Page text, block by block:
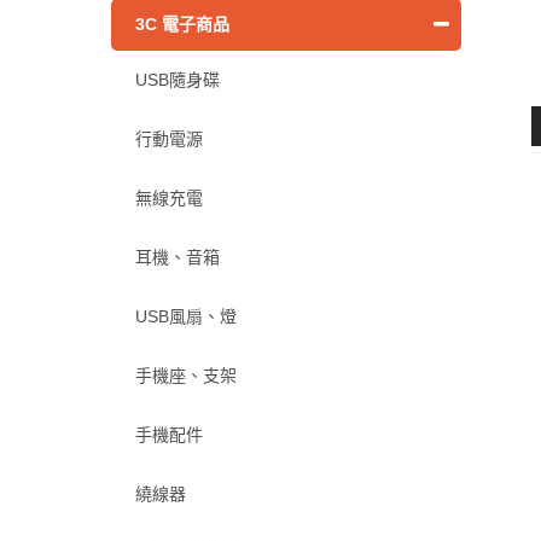
3C 電子商品
USB隨身碟
行動電源
無線充電
耳機、音箱
USB風扇、燈
手機座、支架
手機配件
繞線器